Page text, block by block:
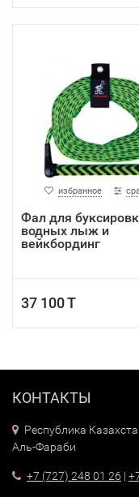
избранное
Фал для
водных лыж и
вейкбординг
37 100 T
КОНТАКТЫ
Республика
Аль-Фараби
+7 (727) 248 01 26 |